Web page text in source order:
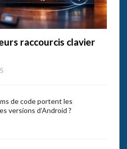
raccourcis clavier
de code portent les
versions d’Android ?